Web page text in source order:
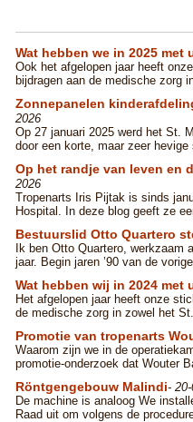
Wat hebben we in 2025 met
​Ook het afgelopen jaar heeft
bijdragen aan de medische zorg
Zonnepanelen
2026
Op 27 januari 2025 werd het St.
door een korte, maar zeer hevige
Op het randje van leven en
2026
Tropenarts Iris Pijtak is sinds
Hospital. In deze blog geeft ze
Bestuurslid Otto Quartero
Ik ben Otto Quartero, werkzaam
jaar. Begin jaren ’90 van de
Wat hebben wij in 2024 met
Het afgelopen jaar heeft onze
de medische zorg in zowel het
Promotie van tropenarts
Waarom zijn we in de
promotie-onderzoek dat Wouter
Röntgengebouw Malindi-
De machine is analoog We
Raad uit om volgens de